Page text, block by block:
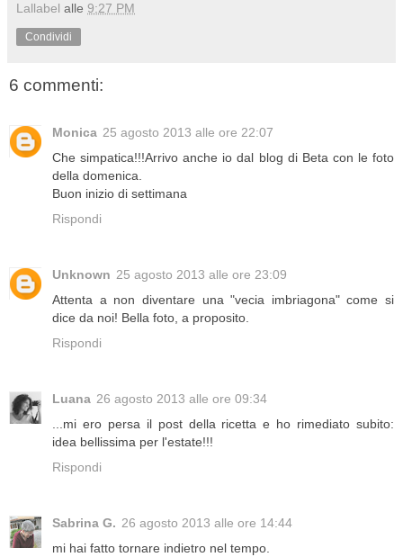
Lallabel alle 9:27 PM
Condividi
6 commenti:
Monica 25 agosto 2013 alle ore 22:07
Che simpatica!!!Arrivo anche io dal blog di Beta con le foto
della domenica.
Buon inizio di settimana
Rispondi
Unknown 25 agosto 2013 alle ore 23:09
Attenta a non diventare una "vecia imbriagona" come si
dice da noi! Bella foto, a proposito.
Rispondi
Luana 26 agosto 2013 alle ore 09:34
...mi ero persa il post della ricetta e ho rimediato subito:
idea bellissima per l'estate!!!
Rispondi
Sabrina G. 26 agosto 2013 alle ore 14:44
mi hai fatto tornare indietro nel tempo.